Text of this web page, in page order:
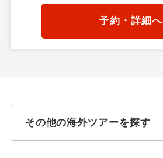
予約・詳細へ
その他の海外ツアーを探す